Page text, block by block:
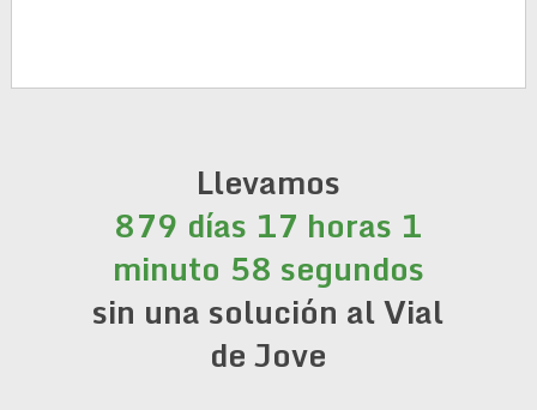
Llevamos
879 días 17 horas 1
minuto 59 segundos
sin una solución al Vial
de Jove